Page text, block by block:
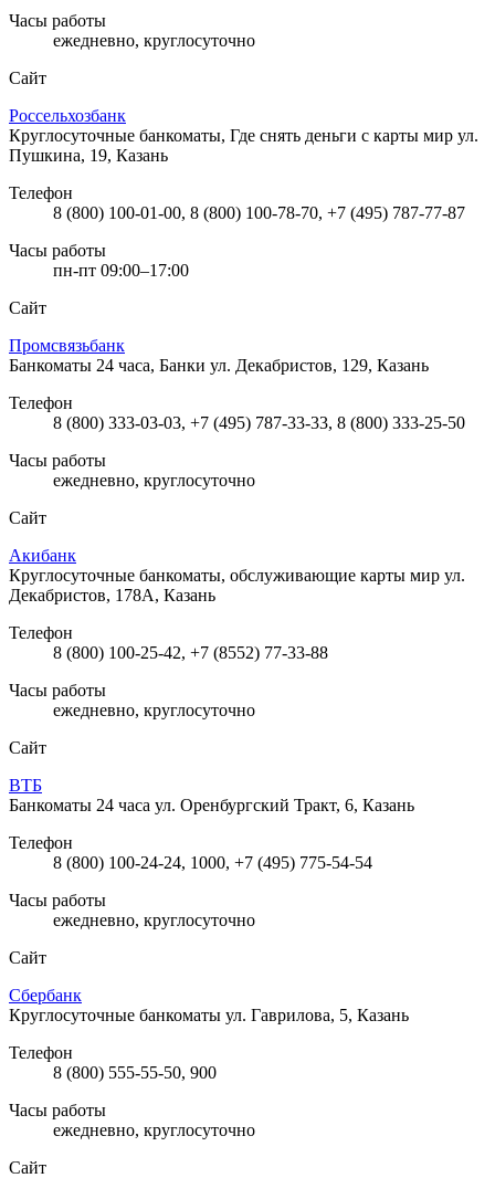
Часы работы
ежедневно, круглосуточно
Сайт
Россельхозбанк
Круглосуточные банкоматы, Где снять деньги с карты мир ул.
Пушкина, 19, Казань
Телефон
8 (800) 100-01-00, 8 (800) 100-78-70, +7 (495) 787-77-87
Часы работы
пн-пт 09:00–17:00
Сайт
Промсвязьбанк
Банкоматы 24 часа, Банки ул. Декабристов, 129, Казань
Телефон
8 (800) 333-03-03, +7 (495) 787-33-33, 8 (800) 333-25-50
Часы работы
ежедневно, круглосуточно
Сайт
Акибанк
Круглосуточные банкоматы, обслуживающие карты мир ул.
Декабристов, 178А, Казань
Телефон
8 (800) 100-25-42, +7 (8552) 77-33-88
Часы работы
ежедневно, круглосуточно
Сайт
ВТБ
Банкоматы 24 часа ул. Оренбургский Тракт, 6, Казань
Телефон
8 (800) 100-24-24, 1000, +7 (495) 775-54-54
Часы работы
ежедневно, круглосуточно
Сайт
Сбербанк
Круглосуточные банкоматы ул. Гаврилова, 5, Казань
Телефон
8 (800) 555-55-50, 900
Часы работы
ежедневно, круглосуточно
Сайт